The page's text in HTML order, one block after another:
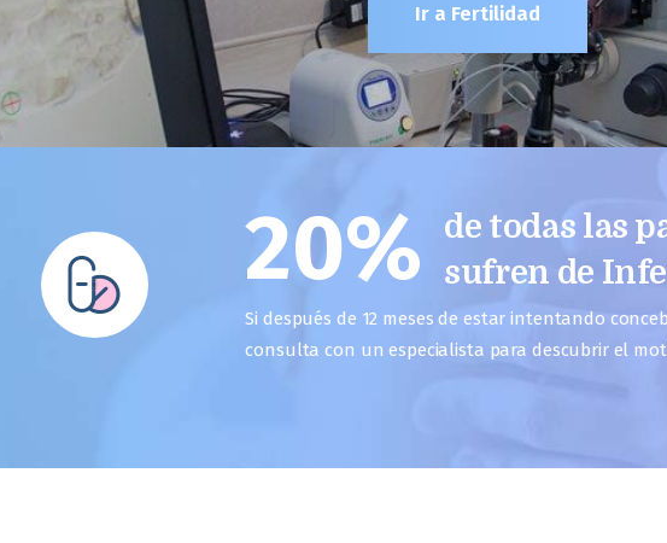
Ir a Fertilidad
20%
de todas las
sufren de
Si después de 12 meses de estar intentando
consulta con un especialista para descubrir el